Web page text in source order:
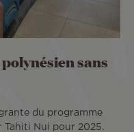
sans
du programme
Tahiti Nui pour 2025.